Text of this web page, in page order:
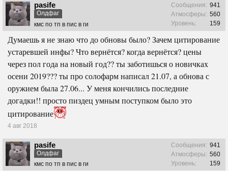
pasife
Олдфаг
кмс по тп в пис в ги
Сообщения: 941
Атмосферы: 560
Уровень:
159
Думаешь я не знаю что до обновы было? Зачем цитирование
устаревшей инфы? Что вернётся? когда вернётся? цены
через пол года на новый год?? ты заботишься о новичках
осени 2019??? ты про солофарм написал 21.07, а обнова с
оружием была 27.06... У меня кончились последние
догадки!! просто пиздец умным поступком было это
цитирование
4 авг 2018
pasife
Олдфаг
кмс по тп в пис в ги
Сообщения: 941
Атмосферы: 560
Уровень:
159